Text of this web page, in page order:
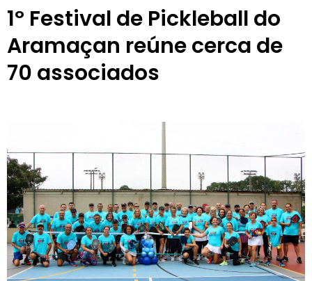
1º Festival de Pickleball do
Aramaçan reúne cerca de
70 associados